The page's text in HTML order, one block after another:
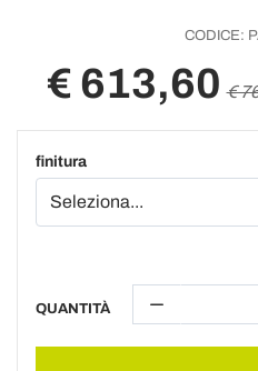
CODICE:
€ 613,60 €
finitura
QUANTITÀ